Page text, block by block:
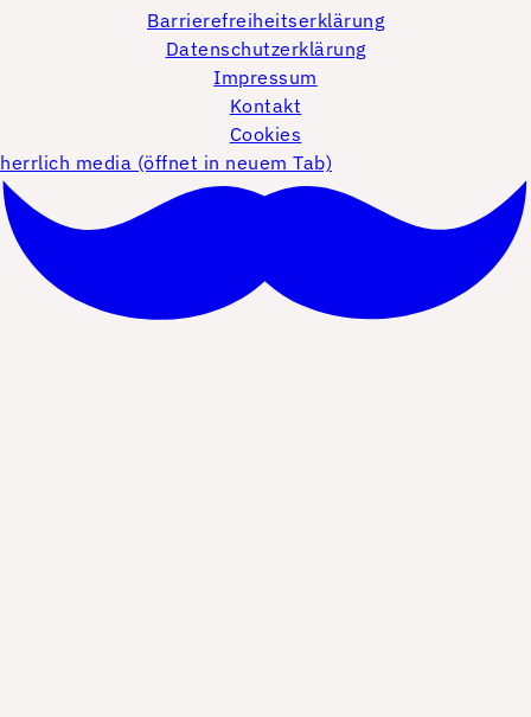
Barrierefreiheitserklärung
Datenschutzerklärung
Impressum
Kontakt
Cookies
herrlich media (öffnet in neuem Tab)